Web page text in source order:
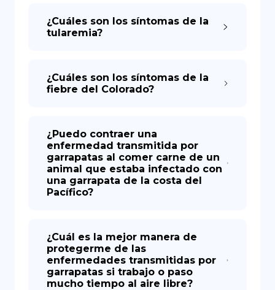
¿Cuáles son los síntomas de la
tularemia?
¿Cuáles son los síntomas de la
fiebre del Colorado?
¿Puedo contraer una
enfermedad transmitida por
garrapatas al comer carne de un
animal que estaba infectado con
una garrapata de la costa del
Pacífico?
¿Cuál es la mejor manera de
protegerme de las
enfermedades transmitidas por
garrapatas si trabajo o paso
mucho tiempo al aire libre?